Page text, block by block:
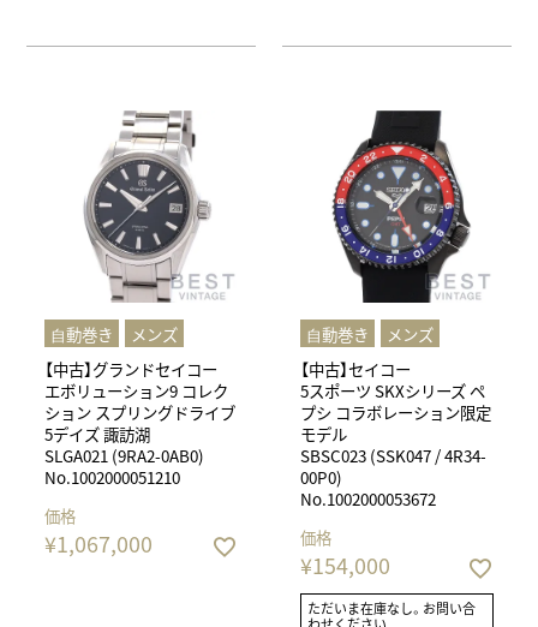
⾃動巻き
メンズ
【中古】グランドセイコー
エボリューション9 コレク
ション スプリングドライブ
5デイズ 諏訪湖
SLGA021 (9RA2-0AB0)
No.1002000051210
価格
¥1,067,000
⾃動巻き
メンズ
【中古】セイコー
5スポーツ SKXシリーズ ペ
プシ コラボレーション限定
モデル
SBSC023 (SSK047 / 4R34-
00P0)
No.1002000053672
価格
¥154,000
ただいま在庫なし。お問い合